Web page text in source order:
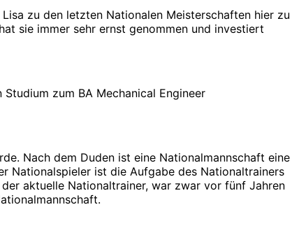
zu den letzten Nationalen Meisterschaften hier zu
sie immer sehr ernst genommen und investiert
zum BA Mechanical Engineer
Nach dem Duden ist eine Nationalmannschaft eine
Nationalspieler ist die Aufgabe des Nationaltrainers
aktuelle Nationaltrainer, war zwar vor fünf Jahren